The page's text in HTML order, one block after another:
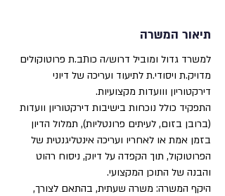
תיאור המשרה
למשרד גדול ומוביל דרוש/ה כותב.ת פרוטוקולים
מדויק.ת ויסודי.ת לתיעוד ועריכה של דיוני
דירקטוריון ווועדות מקצועיות.
התפקיד כולל נוכחות בישיבות דירקטוריון וועדות
(ברובן בזום, לעיתים פרונטליות), תמלול הדיון
בזמן אמת או לאחריו ועריכה אינטליגנטית של
הפרוטוקול, תוך הקפדה על דיוק, ניסוח רהוט
והבנה של התוכן המקצועי.
היקף המשרה: משרה שעתית, בהתאם לצורך,